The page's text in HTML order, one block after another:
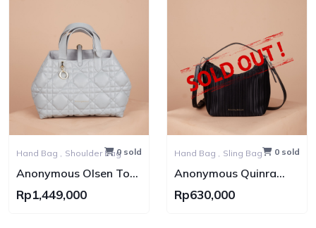
0 sold
Hand Bag , Shoulder Bag
Anonymous Olsen Tote
Bag Lamskin No Brand
Rp1,449,000
0 sold
Hand Bag , Sling Bag
Anonymous Quinra
Nylon Bag
Rp630,000